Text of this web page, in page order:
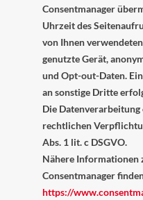
Consentmanager
Uhrzeit des
von Ihnen
genutzte Gerät,
und Opt-out-Daten.
an sonstige Dritte
Die
rechtlichen
Abs. 1 lit. c DSGVO.
Nähere Informationen
Consentmanager
https://